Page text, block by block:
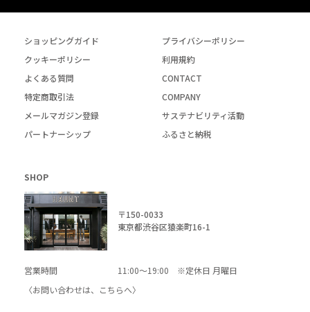
ショッピングガイド
プライバシーポリシー
クッキーポリシー
利用規約
よくある質問
CONTACT
特定商取引法
COMPANY
メールマガジン登録
サステナビリティ活動
パートナーシップ
ふるさと納税
SHOP
〒150-0033
東京都渋谷区猿楽町16-1
営業時間
11:00～19:00 ※定休日 月曜日
〈お問い合わせは、
こちらへ〉